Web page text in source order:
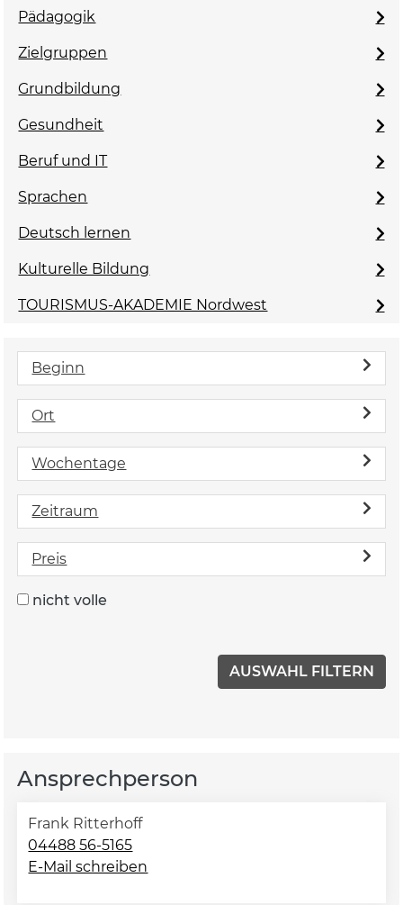
Pädagogik
Zielgruppen
Grundbildung
Gesundheit
Beruf und IT
Sprachen
Deutsch lernen
Kulturelle Bildung
TOURISMUS-AKADEMIE Nordwest
Beginn
Ort
Wochentage
Zeitraum
Preis
nicht volle
Ansprechperson
Frank Ritterhoff
04488 56-5165
E-Mail schreiben